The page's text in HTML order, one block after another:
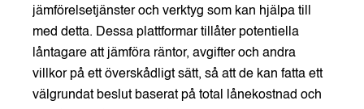
jämförelsetjänster och verktyg som kan hjälpa till
med detta. Dessa plattformar tillåter potentiella
låntagare att jämföra räntor, avgifter och andra
villkor på ett överskådligt sätt, så att de kan fatta ett
välgrundat beslut baserat på total lånekostnad och